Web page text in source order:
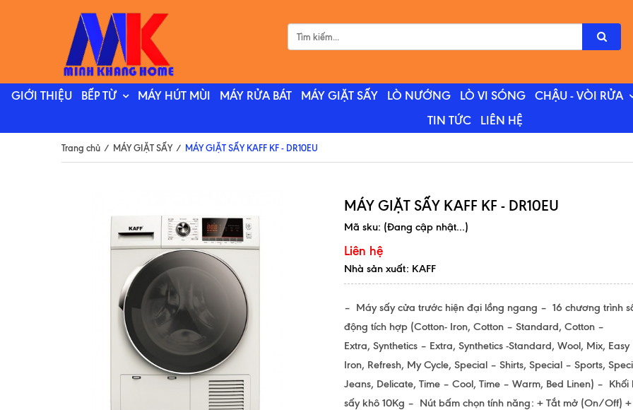
GIỚI THIỆU BẾP TỪ MÁY HÚT MÙI MÁY RỬA BÁT MÁY GIẶT SẤY LÒ NƯỚNG LÒ VI SÓNG
CHẬU - VÒI RỬA
TIN TỨC
LIÊN HỆ
Trang chủ / MÁY GIẶT SẤY / MÁY GIẶT SẤY KAFF KF - DR10EU
MÁY GIẶT SẤY KAFF KF - DR10EU
Mã sku: (Đang cập nhật...)
Liên hệ
Nhà sản xuất: KAFF
– Máy sấy cửa trước hiện đại lồng ngang – 16 chương trình
động tích hợp (Cotton- Iron, Cotton – Standard, Cotton –
Extra, Synthetics – Extra, Synthetics -Standard, Wool, Mix, Easy
Iron, Refresh, My Cycle, Special – Shirts, Special – Sports,
Jeans, Delicate, Time – Cool, Time – Warm, Bed Linen) – Khối
sấy khô 10Kg – Nút bấm chọn tính năng: + Tắt mở (On/Off)